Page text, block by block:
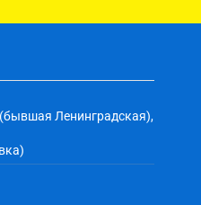
Ленинградская),